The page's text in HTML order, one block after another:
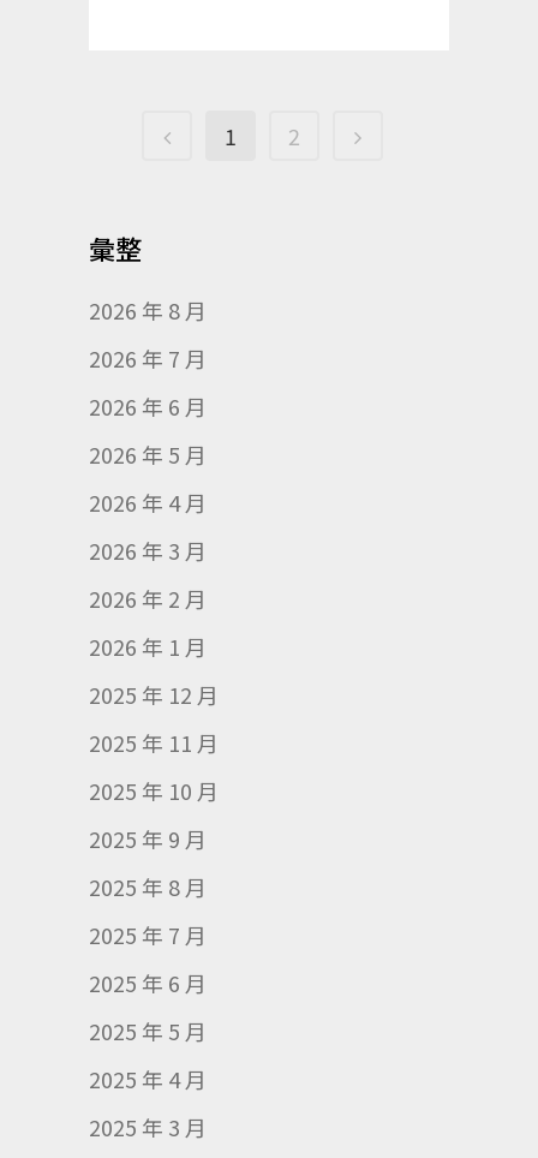
1 2
彙整
2026 年 8 月
2026 年 7 月
2026 年 6 月
2026 年 5 月
2026 年 4 月
2026 年 3 月
2026 年 2 月
2026 年 1 月
2025 年 12 月
2025 年 11 月
2025 年 10 月
2025 年 9 月
2025 年 8 月
2025 年 7 月
2025 年 6 月
2025 年 5 月
2025 年 4 月
2025 年 3 月